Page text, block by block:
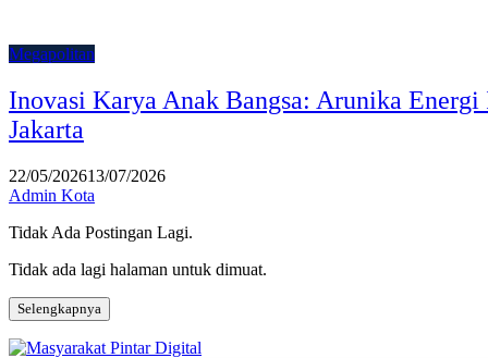
Megapolitan
Inovasi Karya Anak Bangsa: Arunika
Jakarta
22/05/202613/07/2026
Admin Kota
Tidak Ada Postingan Lagi.
Tidak ada lagi halaman untuk dimuat.
Selengkapnya